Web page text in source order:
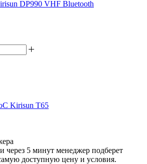
DP990 VHF Bluetooth
Kirisun T65
через 5 минут менеджер подберет
доступную цену и условия.